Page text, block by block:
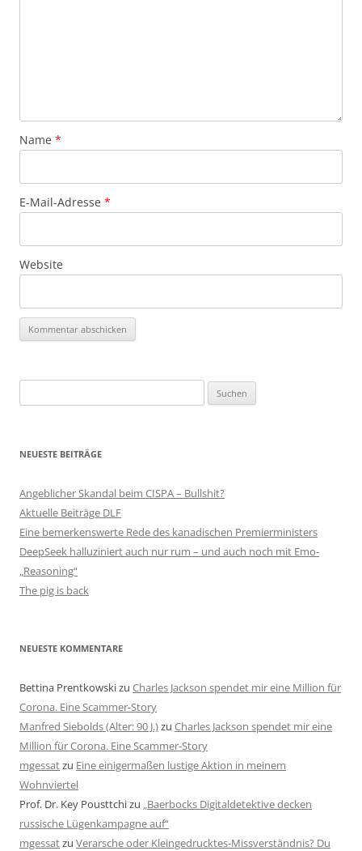
Name *
E-Mail-Adresse *
Website
nach:
NEUESTE BEITRÄGE
Angeblicher Skandal beim CISPA – Bullshit?
Aktuelle Beiträge DLF
Eine bemerkenswerte Rede des kanadischen Premierministers
DeepSeek halluziniert auch nur rum – und auch noch mit Emo-
„Reasoning“
The pig is back
NEUESTE KOMMENTARE
Bettina Prentkowskizu Charles Jackson spendet mir eine Million für
Corona. Eine Scammer-Story
Manfred Siebolds (Alter: 90 J.)zu Charles Jackson spendet mir eine
Million für Corona. Eine Scammer-Story
mgessatzu Eine einigermaßen lustige Aktion in meinem
Wohnviertel
Prof. Dr. Key Pousttchizu „Baerbocks Digitaldetektive decken
russische Lügenkampagne auf“
mgessatzu Verarsche oder Kleingedrucktes-Missverständnis? Du